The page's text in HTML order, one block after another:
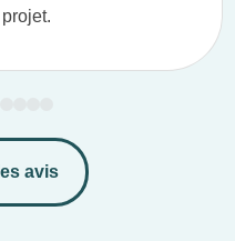
avis